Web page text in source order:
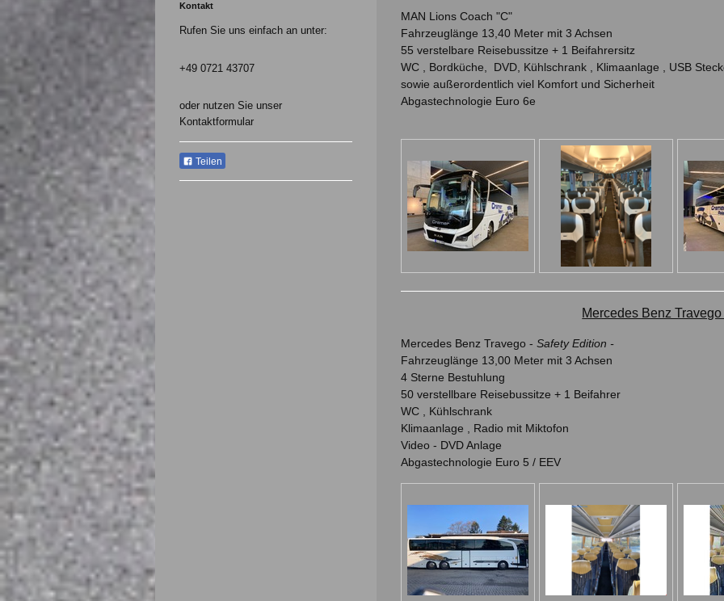
MAN Lions Coach "C"
Fahrzeuglänge 13,40 Meter mit 3 Achsen
55 verstelbare Reisebussitze + 1 Beifahrersitz
WC , Bordküche, DVD, Kühlschrank , Klimaanlage , USB
sowie außerordentlich viel Komfort und Sicherheit
Abgastechnologie Euro 6e
Mercedes Benz
Mercedes Benz Travego - Safety Edition -
Fahrzeuglänge 13,00 Meter mit 3 Achsen
4 Sterne Bestuhlung
50 verstellbare Reisebussitze + 1 Beifahrer
WC , Kühlschrank
Klimaanlage , Radio mit Miktofon
Video - DVD Anlage
Abgastechnologie Euro 5 / EEV
Kontakt
Rufen Sie uns einfach an unter:
+49 0721 43707
oder nutzen Sie unser
Kontaktformular
Teilen